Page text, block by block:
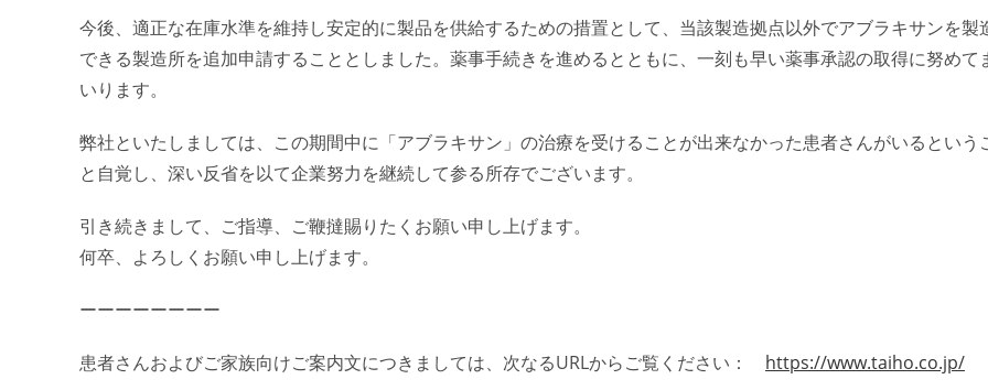
今後、適正な在庫水準を維持し安定的に製品を供給するための措置として、当該製造拠点以外でアブラキサンを製
できる製造所を追加申請することとしました。薬事手続きを進めるとともに、一刻も早い薬事承認の取得に努めて
いります。
弊社といたしましては、この期間中に「アブラキサン」の治療を受けることが出来なかった患者さんがいるという
と自覚し、深い反省を以て企業努力を継続して参る所存でございます。
引き続きまして、ご指導、ご鞭撻賜りたくお願い申し上げます。
何卒、よろしくお願い申し上げます。
ーーーーーーーー
患者さんおよびご家族向けご案内文につきましては、次なるURLからご覧ください： https://www.taiho.co.jp/